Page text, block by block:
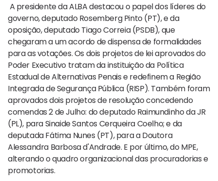
A presidente da ALBA destacou o papel dos líderes do
governo, deputado Rosemberg Pinto (PT), e da
oposição, deputado Tiago Correia (PSDB), que
chegaram a um acordo de dispensa de formalidades
para as votações. Os dois projetos de lei aprovados do
Poder Executivo tratam da instituição da Política
Estadual de Alternativas Penais e redefinem a Região
Integrada de Segurança Pública (RISP). Também foram
aprovados dois projetos de resolução concedendo
comendas 2 de Julho: do deputado Raimundinho da JR
(PL), para Sinaide Santos Cerqueira Coelho; e da
deputada Fátima Nunes (PT), para a Doutora
Alessandra Barbosa d'Andrade. E por último, do MPE,
alterando o quadro organizacional das procuradorias e
promotorias.